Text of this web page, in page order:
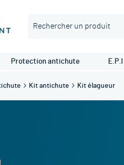
Protection antichute E.P.I
Kit antichute Kit élagueur